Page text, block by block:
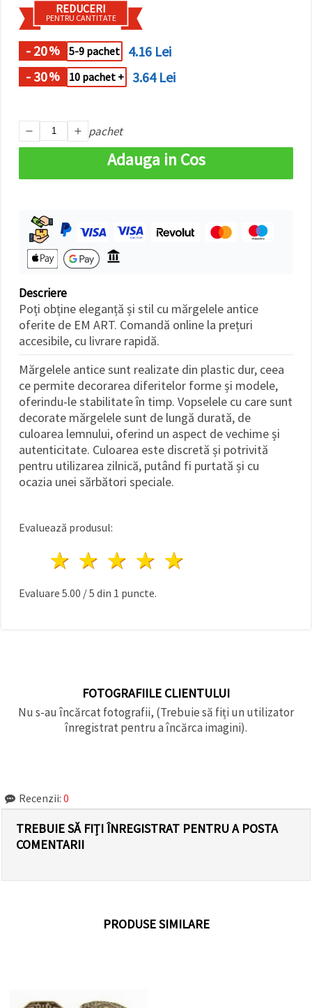
preferințele
în setări
selectând
un tip de
cookie -uri
dat și
făcând clic
pe butonul
Аcceptati
toate!
REDUCERI
PENTRU CANTITATE
- 20% 5-9 pachet
4.16 Lei
- 30% 10 pachet + 3.64 Lei
pachet
Adauga in Cos
Descriere
Poți obține eleganță și stil cu mărgelele antice
oferite de EM ART. Comandă online la prețuri
accesibile, cu livrare rapidă.
Mărgelele antice sunt realizate din plastic dur, ceea
ce permite decorarea diferitelor forme și modele,
oferindu-le stabilitate în timp. Vopselele cu care sunt
decorate mărgelele sunt de lungă durată, de
culoarea lemnului, oferind un aspect de vechime și
autenticitate. Culoarea este discretă și potrivită
pentru utilizarea zilnică, putând fi purtată și cu
ocazia unei sărbători speciale.
Evaluează produsul:
4 stele
3 stele
2 stele
1 stea
Evaluare 5.00 /5 din 1 puncte.
FOTOGRAFIILE CLIENTULUI
Nu s-au încărcat fotografii, (Trebuie să fiți un utilizator
înregistrat pentru a încărca imagini).
Recenzii: 0
TREBUIE SĂ FIȚI ÎNREGISTRAT PENTRU A POSTA
COMENTARII
PRODUSE SIMILARE